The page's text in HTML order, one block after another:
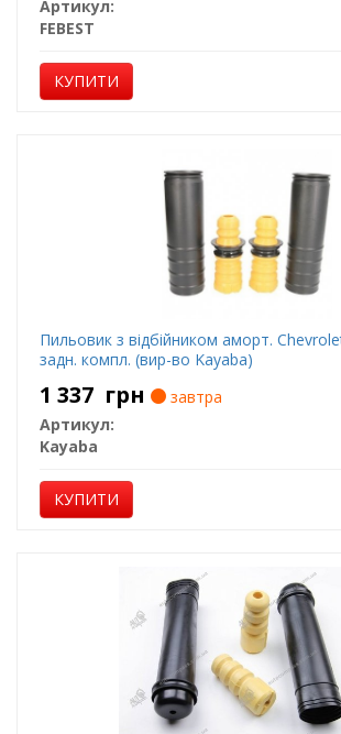
Артикул:
FEBEST
КУПИТИ
Пильовик з відбійником аморт.
задн. компл. (вир-во Kayaba)
1 337 грн
завтра
Артикул:
Kayaba
КУПИТИ